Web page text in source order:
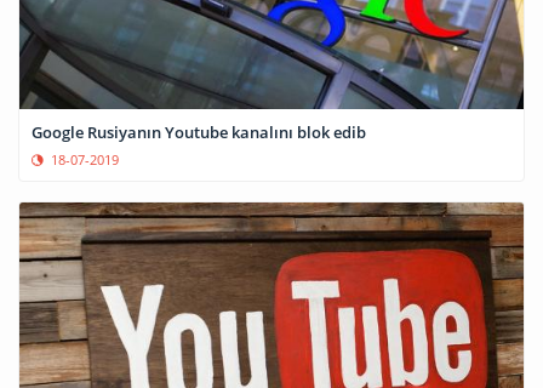
Google Rusiyanın Youtube kanalını blok edib
18-07-2019